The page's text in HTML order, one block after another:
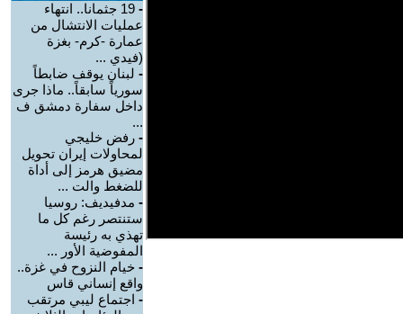
-
19 جثمانا.. انتهاء
عمليات الانتشال من
عمارة -كرم- بغزة
(فيدي ...
- لبنان يوقف ضابطاً
سورياً سابقاً.. ماذا جرى
داخل سفارة دمشق ف
...
- رفض خليجي
لمحاولات إيران تحويل
مضيق هرمز إلى أداة
للضغط والت ...
- مدفيديف: روسيا
ستنتصر رغم كل ما
تهذي به رئيسة
المفوضية الأور ...
- خيام النزوح في غزة..
واقع إنساني قاس
- اجتماع ليبي مرتقب